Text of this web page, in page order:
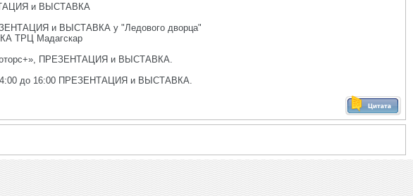
и ВЫСТАВКА
и ВЫСТАВКА у "Ледового дворца"
ТРЦ Мадагскар
моторс+», ПРЕЗЕНТАЦИЯ и ВЫСТАВКА.
С 14:00 до 16:00 ПРЕЗЕНТАЦИЯ и ВЫСТАВКА.